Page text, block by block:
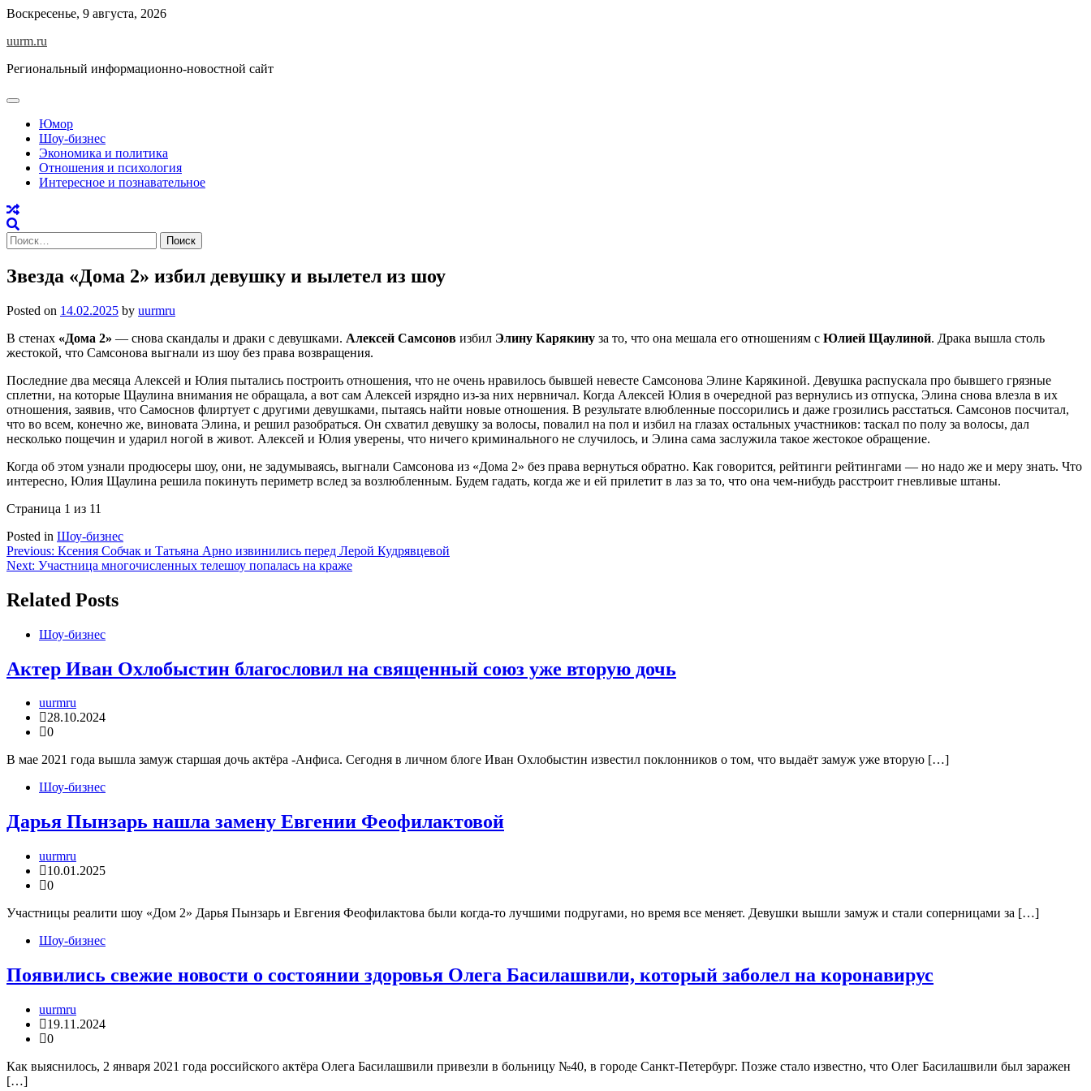
Skip
content
Воскресенье, 9 августа, 2026
uurm.ru
Региональный информационно-новостной сайт
Юмор
Шоу-бизнес
Экономика и политика
Отношения и психология
Интересное и познавательное
Найти:
Звезда «Дома 2» избил девушку и вылетел из шоу
Posted on 14.02.2025 by uurmru
В стенах «Дома 2» — снова скандалы и драки с девушками. Алексей Самсонов избил Элину Карякину за то, что она мешала его отношениям с Юлией Щаулиной. Драка вышла столь
жестокой, что Самсонова выгнали из шоу без права возвращения.
Последние два месяца Алексей и Юлия пытались построить отношения, что не очень нравилось бывшей невесте Самсонова Элине Карякиной. Девушка распускала про бывшего грязные
сплетни, на которые Щаулина внимания не обращала, а вот сам Алексей изрядно из-за них нервничал. Когда Алексей Юлия в очередной раз вернулись из отпуска, Элина снова влезла в их
отношения, заявив, что Самоснов флиртует с другими девушками, пытаясь найти новые отношения. В результате влюбленные поссорились и даже грозились расстаться. Самсонов посчитал,
что во всем, конечно же, виновата Элина, и решил разобраться. Он схватил девушку за волосы, повалил на пол и избил на глазах остальных участников: таскал по полу за волосы, дал
несколько пощечин и ударил ногой в живот. Алексей и Юлия уверены, что ничего криминального не случилось, и Элина сама заслужила такое жестокое обращение.
Когда об этом узнали продюсеры шоу, они, не задумываясь, выгнали Самсонова из «Дома 2» без права вернуться обратно. Как говорится, рейтинги рейтингами — но надо же и меру знать. Что
интересно, Юлия Щаулина решила покинуть периметр вслед за возлюбленным. Будем гадать, когда же и ей прилетит в лаз за то, что она чем-нибудь расстроит гневливые штаны.
Страница 1 из 11
Posted in Шоу-бизнес
Навигация
по
записям
Previous: Ксения Собчак и Татьяна Арно извинились перед Лерой Кудрявцевой
Next: Участница многочисленных телешоу попалась на краже
Related Posts
Шоу-бизнес
Актер Иван Охлобыстин благословил на священный союз уже вторую дочь
uurmru
28.10.2024
0
В мае 2021 года вышла замуж старшая дочь актёра -Анфиса. Сегодня в личном блоге Иван Охлобыстин известил поклонников о том, что выдаёт замуж уже вторую […]
Шоу-бизнес
Дарья Пынзарь нашла замену Евгении Феофилактовой
uurmru
10.01.2025
0
Участницы реалити шоу «Дом 2» Дарья Пынзарь и Евгения Феофилактова были когда-то лучшими подругами, но время все меняет. Девушки вышли замуж и стали соперницами за […]
Шоу-бизнес
Появились свежие новости о состоянии здоровья Олега Басилашвили, который заболел на коронавирус
uurmru
19.11.2024
0
Как выяснилось, 2 января 2021 года российского актёра Олега Басилашвили привезли в больницу №40, в городе Санкт-Петербург. Позже стало известно, что Олег Басилашвили был заражен
[…]